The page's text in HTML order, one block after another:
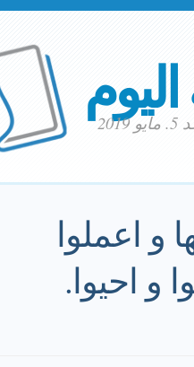
اليوم
و اعملوا
و احيوا.